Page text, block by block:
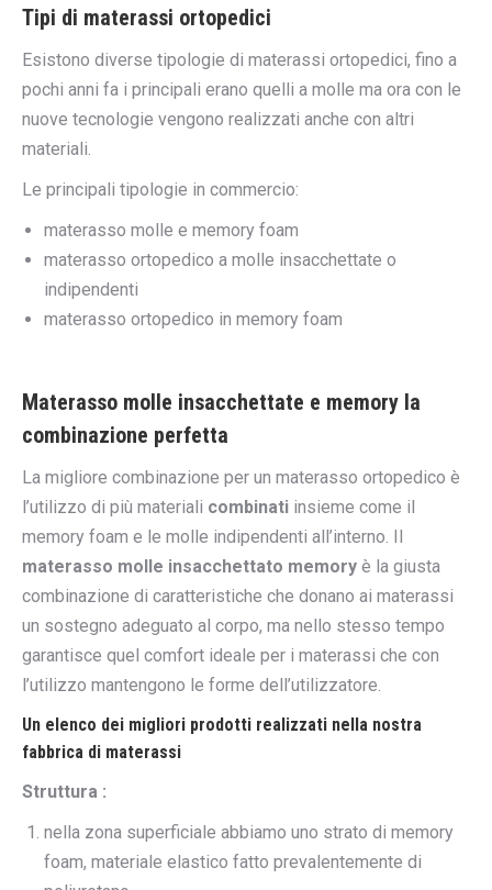
Tipi di materassi ortopedici
Esistono diverse tipologie di materassi ortopedici, fino a
pochi anni fa i principali erano quelli a molle ma ora con le
nuove tecnologie vengono realizzati anche con altri
materiali.
Le principali tipologie in commercio:
materasso molle e memory foam
materasso ortopedico a molle insacchettate o
indipendenti
materasso ortopedico in memory foam
Materasso molle insacchettate e memory la
combinazione perfetta
La migliore combinazione per un materasso ortopedico è
l’utilizzo di più materiali combinati insieme come il
memory foam e le molle indipendenti all’interno. Il
materasso molle insacchettato memory è la giusta
combinazione di caratteristiche che donano ai materassi
un sostegno adeguato al corpo, ma nello stesso tempo
garantisce quel comfort ideale per i materassi che con
l’utilizzo mantengono le forme dell’utilizzatore.
Un elenco dei migliori prodotti realizzati nella nostra
fabbrica di materassi
Struttura :
nella zona superficiale abbiamo uno strato di memory
foam, materiale elastico fatto prevalentemente di